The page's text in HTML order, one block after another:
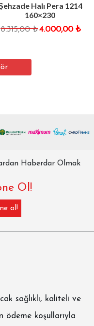
Halı Pera 1214
160×230
₺Orijinal
4.000,00₺
Şu
Haberdar Olmak
Ol!
sağlıklı, kaliteli ve
ödeme koşullarıyla